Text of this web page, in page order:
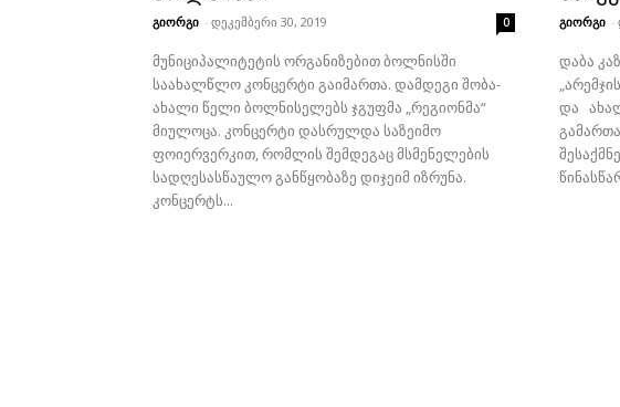
გიორგი - დეკემბერი 30, 2019 0
მუნიციპალიტეტის ორგანიზებით ბოლნისში
საახალწლო კონცერტი გაიმართა. დამდეგი შობა-
ახალი წელი ბოლნისელებს ჯგუფმა „რეგიონმა“
მიულოცა. კონცერტი დასრულდა საზეიმო
ფოიერვერკით, რომლის შემდეგაც მსმენელების
სადღესასწაულო განწყობაზე დიჯეიმ იზრუნა.
კონცერტს...
გიორგი -
დაბა
და